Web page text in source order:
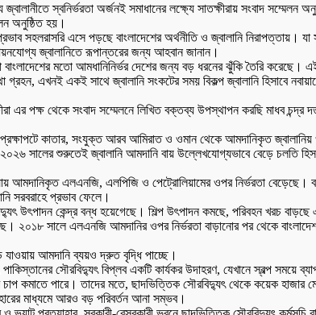
স্বনির্ভরতা অর্জনই সমাধানের লক্ষ্যে সাতক্ষীরায় সংবাদ সম্মেলন
অনুষ্ঠিত হয়।
সহলরাসরি এসে পড়ছে বাংলাদেশের অর্থনীতি ও জ্বালানি
জ্বালানিতে রূপান্তরের জন্য আহবান জানান।
মতো আমধানিনির্ভর দেশের জন্য বড় ধরনের ঝুঁকি তৈরি করেছে। এই
এখনই একই সাথে জ্বালানি সংকটের সময় বিকল্প জ্বালানি হিসাবে
এর পক্ষ থেকে সংবাদ সম্মেলনে লিখিত বক্তব্য উপস্থাপন করছি মাধব চন্দ্র
কাতার, সংযুক্ত আরব আমিরাত ও ওমান থেকে আমদানিকৃত জ্বালানিয়
সালের শুরুতেই জ্বালানি আমদানি বায় উল্লেখযোগ্যভাবে বেড়ে চলতি
আমদানিকৃত এলএনজি, এলপিজি ও পেট্রোলিয়ামের ওপর নির্ভরতা
সরবরাহে প্রভাব ফেলে।
উৎপাদন কেন্দ্র বন্ধ হয়েগেছে। শিল্প উৎপাদন কমছে, পরিবহন খরচ বাড়ছে
২০১৮ সালে এলএনজি আমদানির ওপর নির্ভরতা বাড়ানোর পর থেকে
আমদানি ব্যয়ও দ্রুত বৃদ্ধি পাচ্ছে।
সৌরবিদ্যুৎ বিপ্লব একটি কার্যকর উদাহরণ, যেখানে স্বল্প সময়ে
কমাতে পারে। তাদের মতে, ছাদভিত্তিক সৌরবিদ্যুৎ থেকে কয়েক হাজার
মাধ্যমে আরও বড় পরিবর্তন আনা সম্ভব।